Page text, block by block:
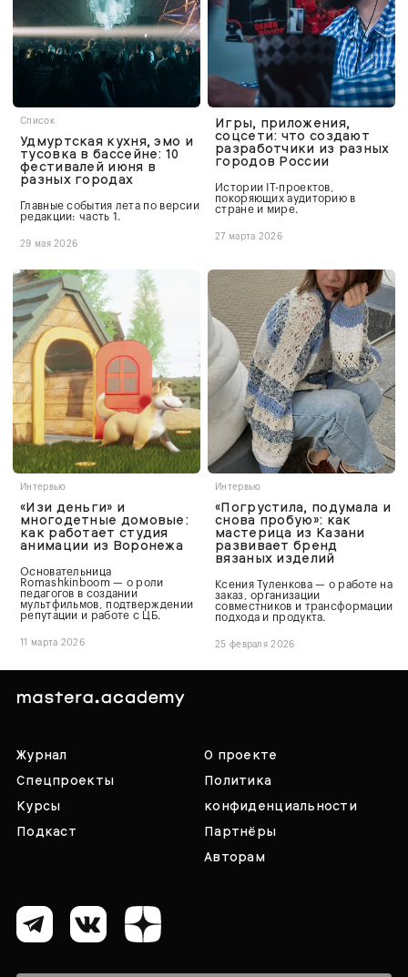
Список
Удмуртская кухня, эмо и
тусовка в бассейне: 10
фестивалей июня в
разных городах
Главные события лета по версии
редакции: часть 1.
29 мая 2026
Игры, приложения,
соцсети: что создают
разработчики из разных
городов России
Истории IT-проектов,
покоряющих аудиторию в
стране и мире.
27 марта 2026
Интервью
«Изи деньги» и
многодетные домовые:
как работает студия
анимации из Воронежа
Основательница
Romashkinboom — о роли
педагогов в создании
мультфильмов, подтверждении
репутации и работе с ЦБ.
11 марта 2026
Интервью
«Погрустила, подумала и
снова пробую»: как
мастерица из Казани
развивает бренд
вязаных изделий
Ксения Туленкова — о работе на
заказ, организации
совместников и трансформации
подхода и продукта.
25 февраля 2026
Журнал
Спецпроекты
Курсы
Подкаст
О проекте
Политика
конфиденциальности
Партнёры
Авторам